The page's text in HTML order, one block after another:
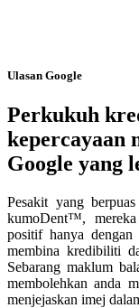
Ulasan Google
Perkukuh
kepercayaan
Google yang
Pesakit yang
kumoDent™,
positif hanya
membina kredibiliti
Sebarang maklum
membolehkan anda
menjejaskan imej